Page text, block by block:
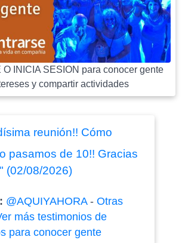
O INICIA SESION para conocer gente
y compartir actividades
reunión!! Cómo
pasamos de 10!! Gracias
(02/08/2026)
@AQUIYAHORA- Otras
más testimonios de
para conocer gente